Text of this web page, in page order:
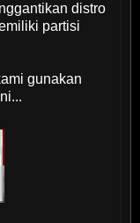
distro
partisi
gunakan